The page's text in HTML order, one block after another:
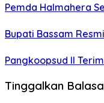
Pemda Halmahera
Bupati Bassam
Pangkoopsud II
Tinggalkan